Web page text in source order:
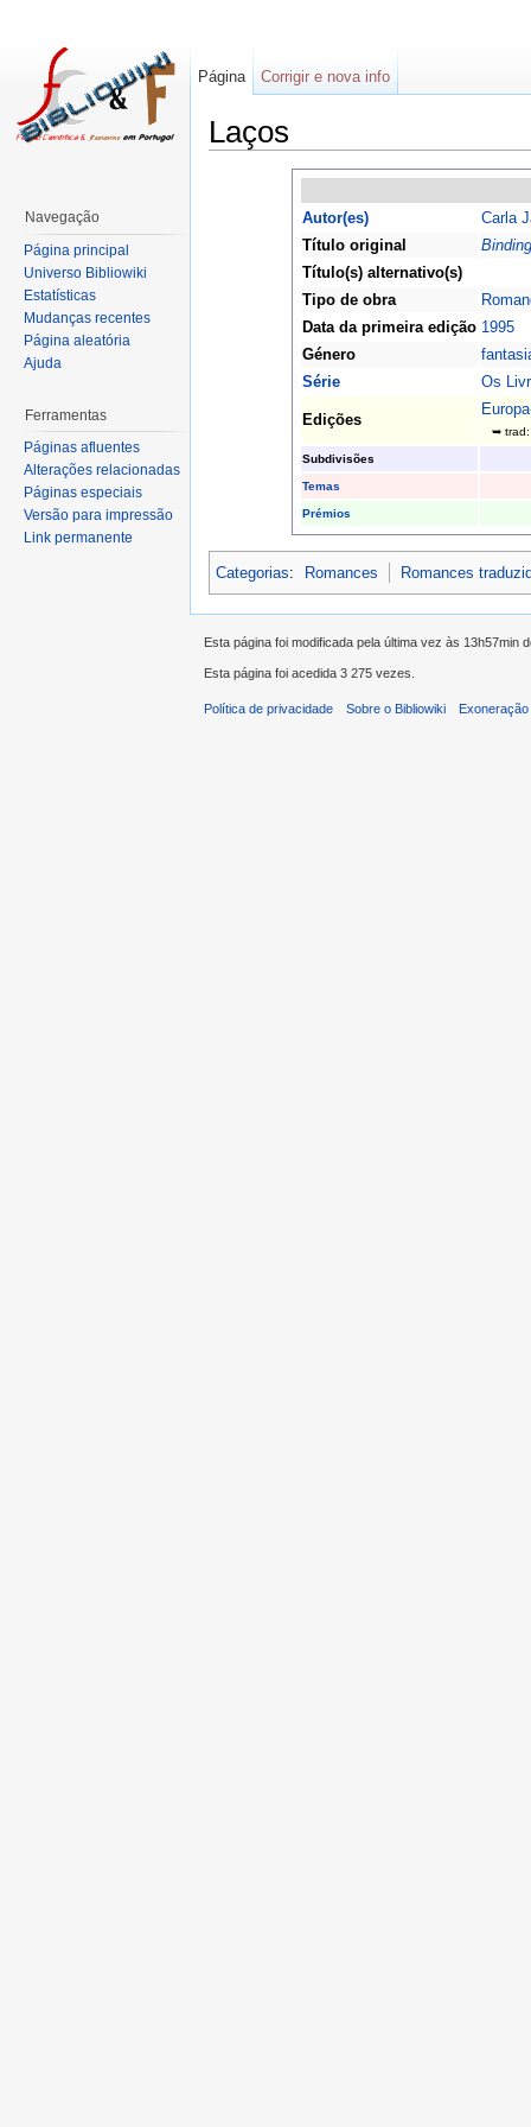
Laços
Autor(es)
Carla
Título original
Título(s) alternativo(s)
Tipo de obra
Data da primeira edição 1995
Género
Série
Os
Edições
➥
Subdivisões
Temas
Prémios
Categorias: Romances Romances
Página Corrigir e nova info
Navegação
Página principal
Universo Bibliowiki
Estatísticas
Mudanças recentes
Página aleatória
Ajuda
Ferramentas
Páginas afluentes
Alterações relacionadas
Páginas especiais
Versão para impressão
Link permanente
Esta página foi modificada pela última vez às 13h57min
Esta página foi acedida 3 275 vezes.
Política de privacidade Sobre o Bibliowiki